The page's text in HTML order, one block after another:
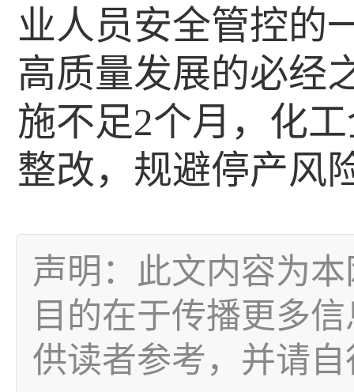
业人员安全管控的
高质量发展的必经
施不足2个月，化
整改，规避停产风
声明：此文内容为
目的在于传播更多
供读者参考，并请